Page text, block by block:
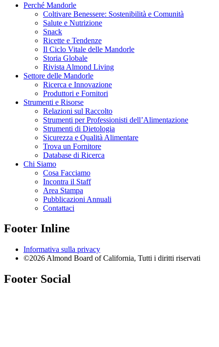
Perché Mandorle
Coltivare Benessere: Sostenibilità e Comunità
Salute e Nutrizione
Snack
Ricette e Tendenze
Il Ciclo Vitale delle Mandorle
Storia Globale
Rivista Almond Living
Settore delle Mandorle
Ricerca e Innovazione
Produttori e Fornitori
Strumenti e Risorse
Relazioni sul Raccolto
Strumenti per Professionisti dell’Alimentazione
Strumenti di Dietologia
Sicurezza e Qualità Alimentare
Trova un Fornitore
Database di Ricerca
Chi Siamo
Cosa Facciamo
Incontra il Staff
Area Stampa
Pubblicazioni Annuali
Contattaci
Footer Inline
Informativa sulla privacy
©2026 Almond Board of California, Tutti i diritti riservati
Footer Social